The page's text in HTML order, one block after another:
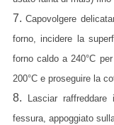
7.Capovolgere
forno, incidere la
forno caldo a 240°C
200°C e proseguire la
8.
Lasciar
fessura, appoggiato